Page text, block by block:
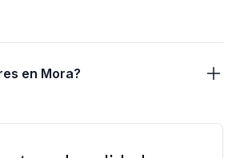
en Mora?